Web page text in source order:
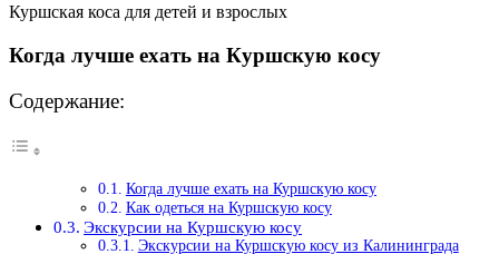
Куршская коса для детей и взрослых
Когда лучше ехать на Куршскую косу
Содержание:
Когда лучше ехать на Куршскую косу
Как одеться на Куршскую косу
Экскурсии на Куршскую косу
Экскурсии на Куршскую косу из Калининграда